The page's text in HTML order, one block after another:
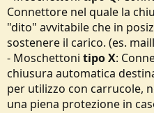
Connettore nel quale la
"dito" avvitabile che in
sostenere il carico. (es.
- Moschettoni tipo X:
chiusura automatica
per utilizzo con carrucole,
una piena protezione in